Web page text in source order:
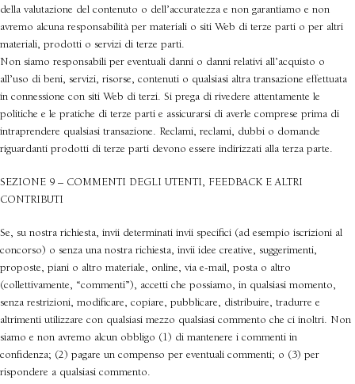
della valutazione del contenuto o dell’accuratezza e non garantiamo e non
avremo alcuna responsabilità per materiali o siti Web di terze parti o per altri
materiali, prodotti o servizi di terze parti.
Non siamo responsabili per eventuali danni o danni relativi all’acquisto o
all’uso di beni, servizi, risorse, contenuti o qualsiasi altra transazione effettuata
in connessione con siti Web di terzi. Si prega di rivedere attentamente le
politiche e le pratiche di terze parti e assicurarsi di averle comprese prima di
intraprendere qualsiasi transazione. Reclami, reclami, dubbi o domande
riguardanti prodotti di terze parti devono essere indirizzati alla terza parte.
SEZIONE 9 – COMMENTI DEGLI UTENTI, FEEDBACK E ALTRI
CONTRIBUTI
Se, su nostra richiesta, invii determinati invii specifici (ad esempio iscrizioni al
concorso) o senza una nostra richiesta, invii idee creative, suggerimenti,
proposte, piani o altro materiale, online, via e-mail, posta o altro
(collettivamente, “commenti”), accetti che possiamo, in qualsiasi momento,
senza restrizioni, modificare, copiare, pubblicare, distribuire, tradurre e
altrimenti utilizzare con qualsiasi mezzo qualsiasi commento che ci inoltri. Non
siamo e non avremo alcun obbligo (1) di mantenere i commenti in
confidenza; (2) pagare un compenso per eventuali commenti; o (3) per
rispondere a qualsiasi commento.